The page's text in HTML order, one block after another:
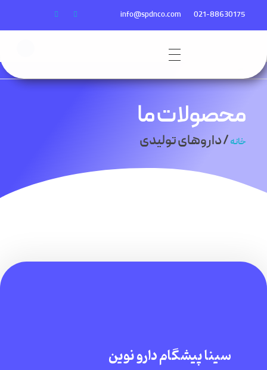
021-88630175
info@spdnco.com
محصولات ما
خانه/ داروهای تولیدی
سینا پیشگام دارو نوین